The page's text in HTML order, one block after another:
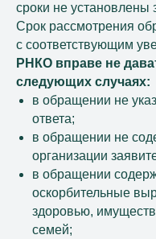
сроки не установлены
Срок рассмотрения
с соответствующим
РНКО вправе не
следующих случаях:
в обращении не
ответа;
в обращении не
организации
в обращении
оскорбительные
здоровью,
семей;